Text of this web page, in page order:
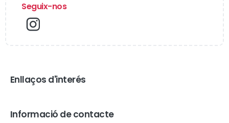
Seguix-nos
Enllaços d'interés
Informació de contacte